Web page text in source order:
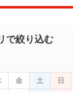
で絞り込む
金 土 日